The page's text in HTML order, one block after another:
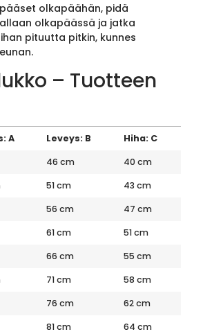
olkapäähän, pidä
olkapäässä ja jatka
pituutta pitkin, kunnes
– Tuotteen
A Leveys: B
Hiha: C
46 cm
40 cm
51 cm
43 cm
56 cm
47 cm
61 cm
51 cm
66 cm
55 cm
71 cm
58 cm
76 cm
62 cm
81 cm 64 cm